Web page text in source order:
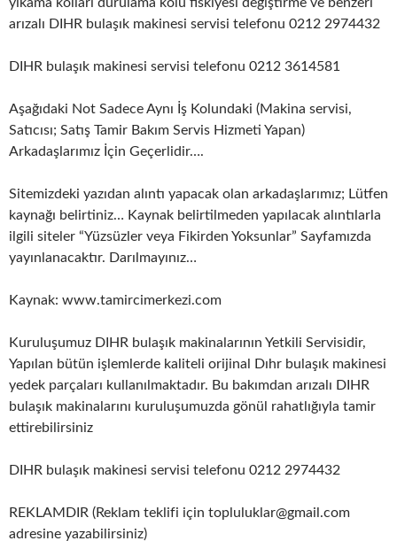
arızalı DIHR bulaşık makinesi servisi telefonu 0212 2974432
DIHR bulaşık makinesi servisi telefonu 0212 3614581
Aşağıdaki Not Sadece Aynı İş Kolundaki (Makina servisi,
Satıcısı; Satış Tamir Bakım Servis Hizmeti Yapan)
Arkadaşlarımız İçin Geçerlidir….
Sitemizdeki yazıdan alıntı yapacak olan arkadaşlarımız; Lütfen
kaynağı belirtiniz… Kaynak belirtilmeden yapılacak alıntılarla
ilgili siteler “Yüzsüzler veya Fikirden Yoksunlar” Sayfamızda
yayınlanacaktır. Darılmayınız…
Kaynak: www.tamircimerkezi.com
Kuruluşumuz DIHR bulaşık makinalarının Yetkili Servisidir,
Yapılan bütün işlemlerde kaliteli orijinal Dıhr bulaşık makinesi
yedek parçaları kullanılmaktadır. Bu bakımdan arızalı DIHR
bulaşık makinalarını kuruluşumuzda gönül rahatlığıyla tamir
ettirebilirsiniz
DIHR bulaşık makinesi servisi telefonu 0212 2974432
REKLAMDIR (Reklam teklifi için topluluklar@gmail.com
adresine yazabilirsiniz)